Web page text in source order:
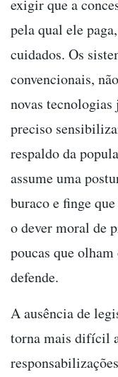
exigir que a
pela qual ele
cuidados. Os
convencionais,
novas
preciso
respaldo da
assume uma
buraco e finge
o dever moral de
poucas que
defende.
A ausência de
torna mais difícil